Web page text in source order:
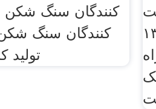
کنندگان سنگ شکن
کنندگان سنگ
تولید
۱۳۹۳
۱۳۹۵ راه